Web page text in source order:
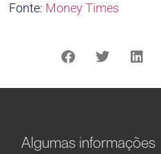
Fonte: Money Times
Algumas informações